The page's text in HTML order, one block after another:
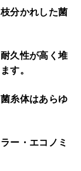
分かれした菌
久性が高く堆
す。
糸体はあらゆ
ー・エコノミ